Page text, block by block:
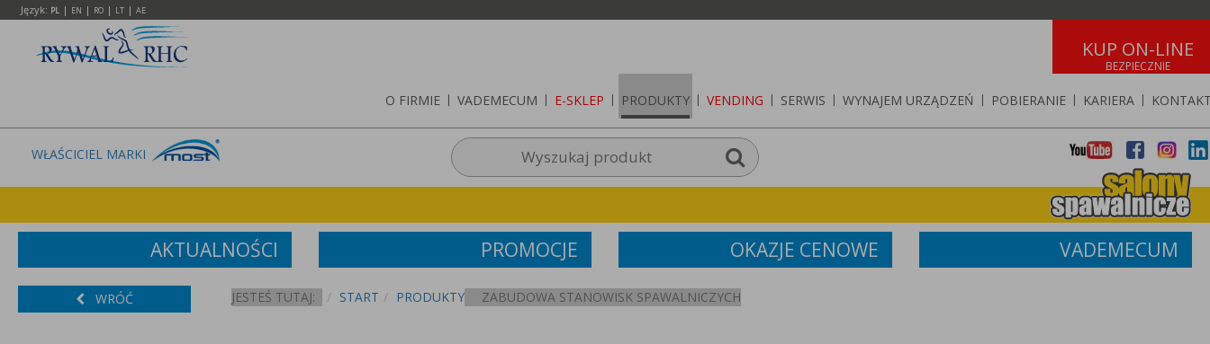
Język: PL | EN | RO | LT | AE
KUP ON-LINE
O FIRMIE | VADEMECUM | E-SKLEP | PRODUKTY | VENDING | SERWIS | WYNAJEM URZĄDZEŃ | POBIERANIE | KARIERA |
WŁAŚCICIEL MARKI
AKTUALNOŚCI PROMOCJE OKAZJE CENOWE VADEMECUM
WRÓĆ JESTEŚ TUTAJ: START PRODUKTY ZABUDOWA STANOWISK SPAWALNICZYCH